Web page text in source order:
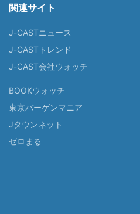
関連サイト
J-CASTニュース
J-CASTトレンド
J-CAST会社ウォッチ
BOOKウォッチ
東京バーゲンマニア
Jタウンネット
ゼロまる